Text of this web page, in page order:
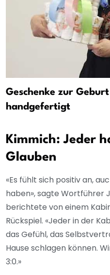
Geschenke zur
handgefertigt
Kimmich: Jeder
Glauben
«Es fühlt sich positiv an,
haben», sagte Wortführer
berichtete von einem
Rückspiel. «Jeder in der
das Gefühl, das
Hause schlagen können.
3:0.»